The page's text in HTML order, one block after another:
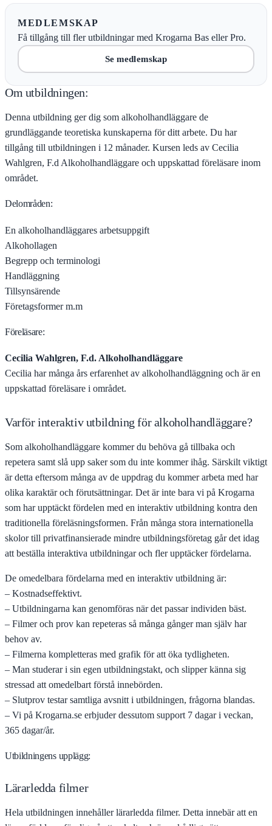
MEDLEMSKAP
Få tillgång till fler utbildningar med Krogarna Bas eller Pro.
Se medlemskap
Om utbildningen:
Denna utbildning ger dig som alkoholhandläggare de
grundläggande teoretiska kunskaperna för ditt arbete. Du har
tillgång till utbildningen i 12 månader. Kursen leds av Cecilia
Wahlgren, F.d Alkoholhandläggare och uppskattad föreläsare inom
området.
Delområden:
En alkoholhandläggares arbetsuppgift
Alkohollagen
Begrepp och terminologi
Handläggning
Tillsynsärende
Företagsformer m.m
Föreläsare:
Cecilia Wahlgren, F.d. Alkoholhandläggare
Cecilia har många års erfarenhet av alkoholhandläggning och är en
uppskattad föreläsare i området.
Varför interaktiv utbildning för alkoholhandläggare?
Som alkoholhandläggare kommer du behöva gå tillbaka och
repetera samt slå upp saker som du inte kommer ihåg. Särskilt viktigt
är detta eftersom många av de uppdrag du kommer arbeta med har
olika karaktär och förutsättningar. Det är inte bara vi på Krogarna
som har upptäckt fördelen med en interaktiv utbildning kontra den
traditionella föreläsningsformen. Från många stora internationella
skolor till privatfinansierade mindre utbildningsföretag går det idag
att beställa interaktiva utbildningar och fler upptäcker fördelarna.
De omedelbara fördelarna med en interaktiv utbildning är:
– Kostnadseffektivt.
– Utbildningarna kan genomföras när det passar individen bäst.
– Filmer och prov kan repeteras så många gånger man själv har
behov av.
– Filmerna kompletteras med grafik för att öka tydligheten.
– Man studerar i sin egen utbildningstakt, och slipper känna sig
stressad att omedelbart förstå innebörden.
– Slutprov testar samtliga avsnitt i utbildningen, frågorna blandas.
– Vi på Krogarna.se erbjuder dessutom support 7 dagar i veckan,
365 dagar/år.
Utbildningens upplägg:
Lärarledda filmer
Hela utbildningen innehåller lärarledda filmer. Detta innebär att en